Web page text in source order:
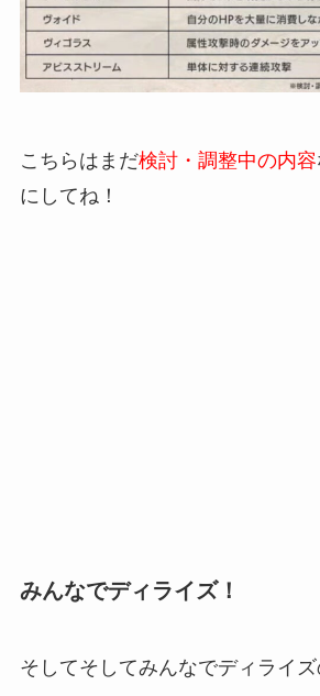
こちらはまだ検討・調整中の内容
にしてね！
みんなでディライズ！
そしてそしてみんなでディライズ